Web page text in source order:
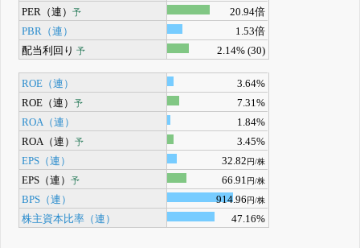
PER（連）予
20.94倍
PBR（連）
1.53倍
配当利回り 予 2.14% (30)
ROE（連）
3.64%
ROE（連）予
7.31%
ROA（連）
1.84%
ROA（連）予
3.45%
EPS（連）
32.82円/株
EPS（連）予 66.91 円/株
BPS（連） 914.96円/株
株主資本比率（連） 47.16%